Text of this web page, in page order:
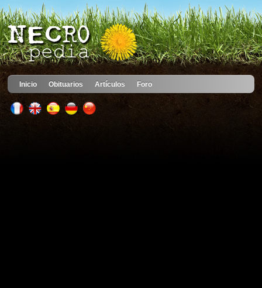
Inicio Obituarios Artículos Foro